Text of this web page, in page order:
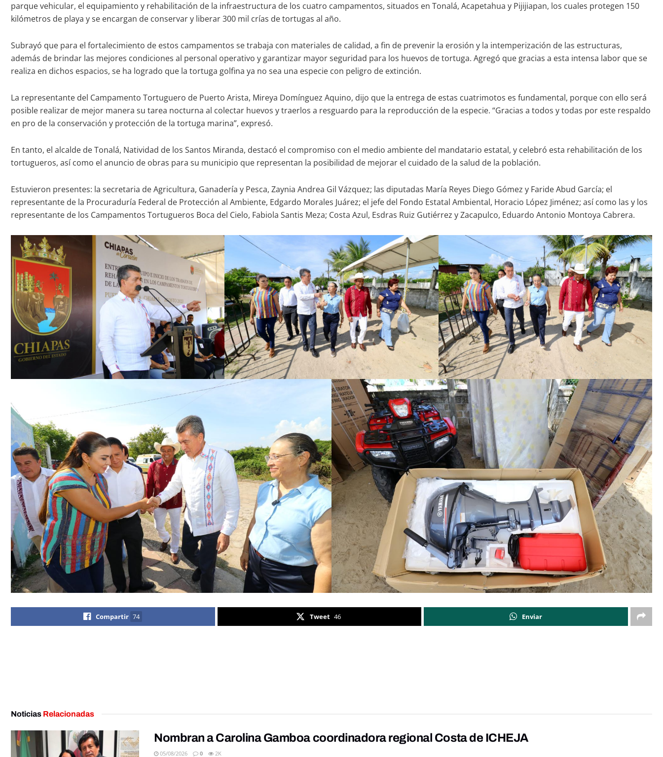
parque vehicular, el equipamiento y rehabilitación de la infraestructura de los cuatro campamentos, situados en Tonalá, Acapetahua y Pijijiapan, los cuales protegen 150
kilómetros de playa y se encargan de conservar y liberar 300 mil crías de tortugas al año.
Subrayó que para el fortalecimiento de estos campamentos se trabaja con materiales de calidad, a fin de prevenir la erosión y la intemperización de las estructuras,
además de brindar las mejores condiciones al personal operativo y garantizar mayor seguridad para los huevos de tortuga. Agregó que gracias a esta intensa labor que se
realiza en dichos espacios, se ha logrado que la tortuga golfina ya no sea una especie con peligro de extinción.
La representante del Campamento Tortuguero de Puerto Arista, Mireya Domínguez Aquino, dijo que la entrega de estas cuatrimotos es fundamental, porque con ello será
posible realizar de mejor manera su tarea nocturna al colectar huevos y traerlos a resguardo para la reproducción de la especie. “Gracias a todos y todas por este respaldo
en pro de la conservación y protección de la tortuga marina”, expresó.
En tanto, el alcalde de Tonalá, Natividad de los Santos Miranda, destacó el compromiso con el medio ambiente del mandatario estatal, y celebró esta rehabilitación de los
tortugueros, así como el anuncio de obras para su municipio que representan la posibilidad de mejorar el cuidado de la salud de la población.
Estuvieron presentes: la secretaria de Agricultura, Ganadería y Pesca, Zaynia Andrea Gil Vázquez; las diputadas María Reyes Diego Gómez y Faride Abud García; el
representante de la Procuraduría Federal de Protección al Ambiente, Edgardo Morales Juárez; el jefe del Fondo Estatal Ambiental, Horacio López Jiménez; así como las y los
representante de los Campamentos Tortugueros Boca del Cielo, Fabiola Santis Meza; Costa Azul, Esdras Ruiz Gutiérrez y Zacapulco, Eduardo Antonio Montoya Cabrera.
Compartir 74 Tweet 46 Enviar
Noticias Relacionadas
Nombran a Carolina Gamboa coordinadora regional Costa de ICHEJA
05/08/2026 0 2K